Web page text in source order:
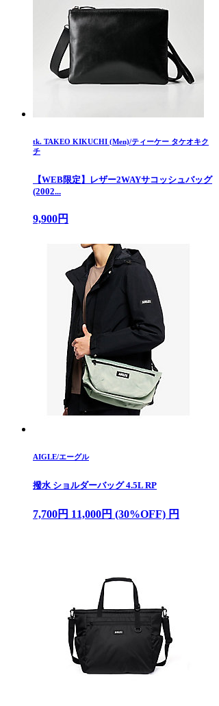
tk. TAKEO KIKUCHI (Men)/ティーケー タケオキク
チ
【WEB限定】レザー2WAYサコッシュバッグ
(2002...
9,900円
AIGLE/エーグル
撥水 ショルダーバッグ 4.5L RP
7,700円 11,000円 (30%OFF) 円